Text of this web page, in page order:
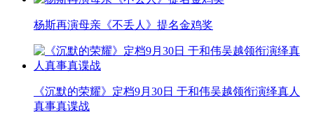
杨斯再演母亲《不丢人》提名金鸡奖
《沉默的荣耀》定档9月30日 于和伟吴越领衔演绎真人
真事真谍战